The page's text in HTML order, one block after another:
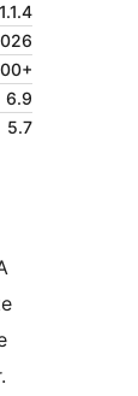
1.1.4
6.9
5.7